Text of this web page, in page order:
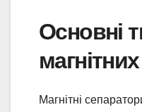
Основні
Магнітні